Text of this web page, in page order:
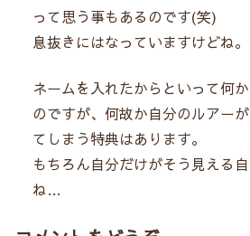
って思う事もあるのです(笑)
息抜きにはなっていますけどね。
ネームを入れたからといって何
のですが、何故か自分のルアー
てしまう特典はあります。
もちろん自分だけがそう見える
ね…